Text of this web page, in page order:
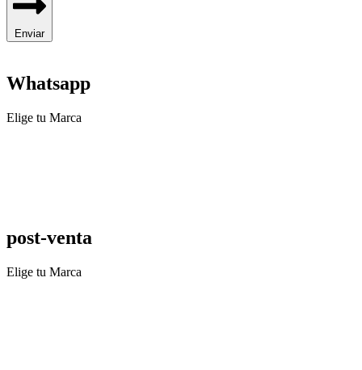
Enviar
Whatsapp
Elige tu Marca
post-venta
Elige tu Marca